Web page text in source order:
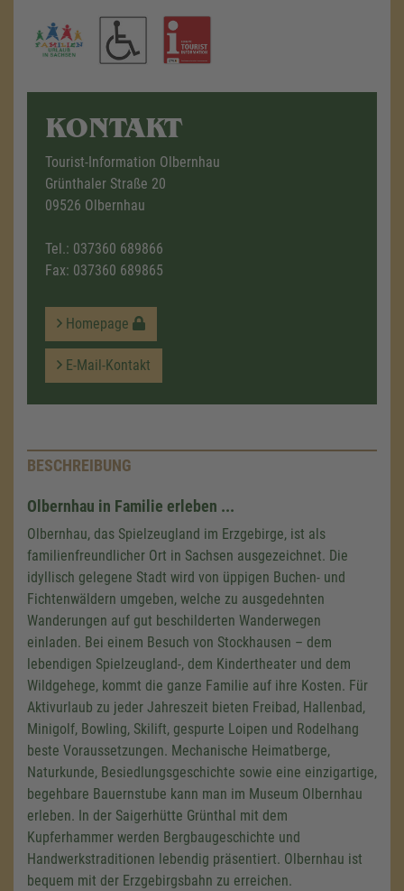
KONTAKT
Tourist-Information Olbernhau
Grünthaler Straße 20
09526 Olbernhau
Tel.: 037360 689866
Fax: 037360 689865
Homepage
E-Mail-Kontakt
BESCHREIBUNG
Olbernhau in Familie erleben ...
Olbernhau, das Spielzeugland im Erzgebirge, ist als
familienfreundlicher Ort in Sachsen ausgezeichnet. Die
idyllisch gelegene Stadt wird von üppigen Buchen- und
Fichtenwäldern umgeben, welche zu ausgedehnten
Wanderungen auf gut beschilderten Wanderwegen
einladen. Bei einem Besuch von Stockhausen – dem
lebendigen Spielzeugland-, dem Kindertheater und dem
Wildgehege, kommt die ganze Familie auf ihre Kosten. Für
Aktivurlaub zu jeder Jahreszeit bieten Freibad, Hallenbad,
Minigolf, Bowling, Skilift, gespurte Loipen und Rodelhang
beste Voraussetzungen. Mechanische Heimatberge,
Naturkunde, Besiedlungsgeschichte sowie eine einzigartige,
begehbare Bauernstube kann man im Museum Olbernhau
erleben. In der Saigerhütte Grünthal mit dem
Kupferhammer werden Bergbaugeschichte und
Handwerkstraditionen lebendig präsentiert. Olbernhau ist
bequem mit der Erzgebirgsbahn zu erreichen.